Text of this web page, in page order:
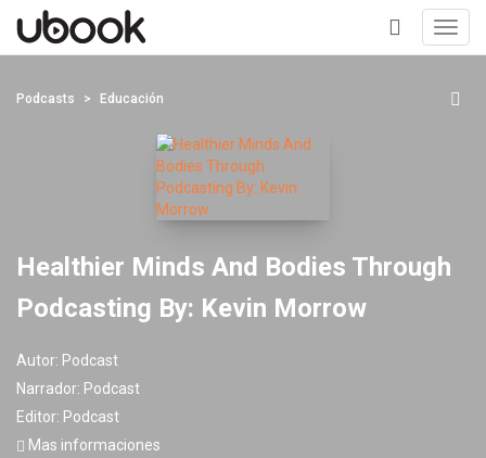
+
Podcasts Educación
Healthier Minds And Bodies Through
Podcasting By: Kevin Morrow
Autor: Podcast
Narrador: Podcast
Editor: Podcast
Mas informaciones